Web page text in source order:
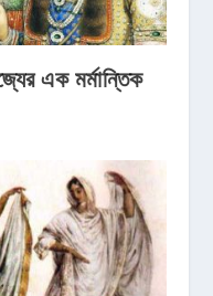
এক মর্মান্তিক